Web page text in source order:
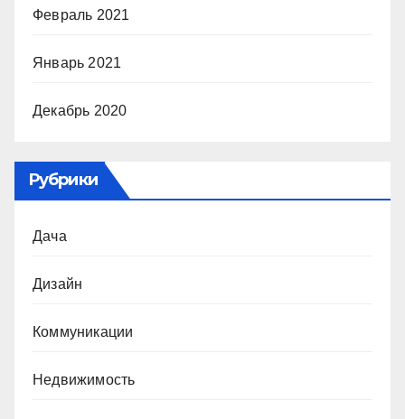
Февраль 2021
Январь 2021
Декабрь 2020
Рубрики
Дача
Дизайн
Коммуникации
Недвижимость